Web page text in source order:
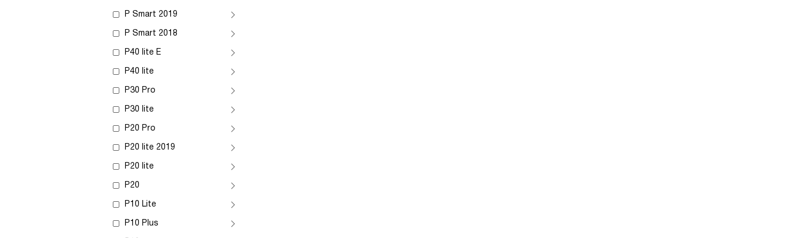
P Smart 2019
P Smart 2018
P40 lite E
P40 lite
P30 Pro
P30 lite
P20 Pro
P20 lite 2019
P20 lite
P20
P10 Lite
P10 Plus